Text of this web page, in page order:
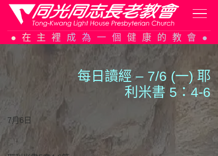
Skip
to
在主裡成為一個健康的教會
每日讀經 – 7/6 (一) 耶
利米書 5：4-6
7月6日